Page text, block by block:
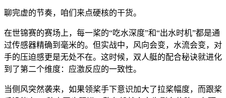
聊完虚的节奏，咱们来点硬核的干货。
在世锦赛的赛场上，每一桨的“吃水深度”和“出水时机”都是通
过传感器精确到毫米的。但实战中，风向会变，水流会变，对
手的压迫感更是无处不在。这时候，双人艇的配合秘诀就进化
到了第二个维度：应激反应的一致性。
当侧风突然袭来，如果领桨手下意识加大了拉桨幅度，而跟桨